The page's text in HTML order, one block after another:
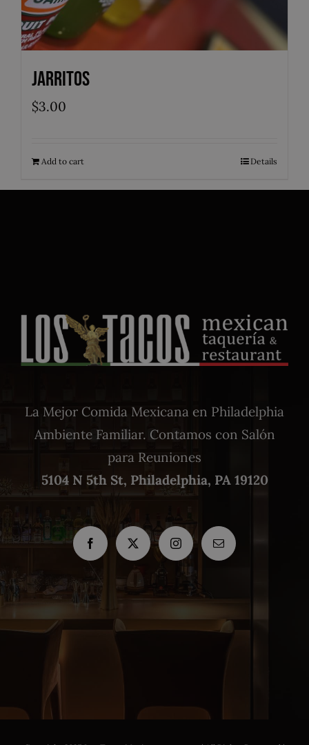
Jarritos
$3.00
Add to cart Details
La Mejor Comida Mexicana en Philadelphia
Ambiente Familiar. Contamos con Salón
para Reuniones
5104 N 5th St, Philadelphia, PA 19120